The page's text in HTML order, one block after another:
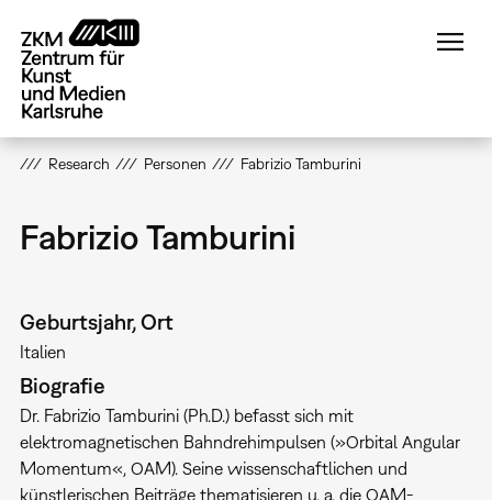
zum
Inhalt
Research Personen Fabrizio Tamburini
Fabrizio Tamburini
Geburtsjahr, Ort
Italien
Biografie
Dr. Fabrizio Tamburini (Ph.D.) befasst sich mit
elektromagnetischen Bahndrehimpulsen (»Orbital Angular
Momentum«, OAM). Seine wissenschaftlichen und
künstlerischen Beiträge thematisieren u. a. die OAM-